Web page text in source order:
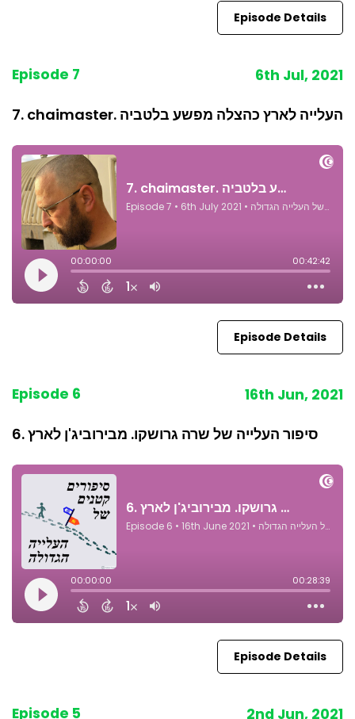
Episode Details
Episode 7 6th Jul, 2021
7. chaimaster. העלייה לארץ כהצלה מפשע בלטביה
Episode Details
Episode 6 16th Jun, 2021
6. סיפור העלייה של שרה גרושקו. מבירוביג'ן לארץ
Episode Details
Episode 5 2nd Jun, 2021